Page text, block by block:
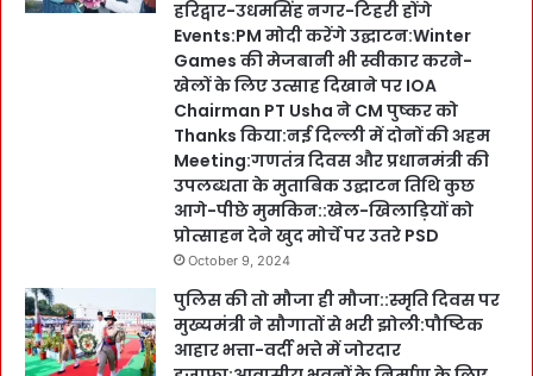
हरिद्वार-उधमसिंह नगर-टिहरी होंगे
Events:PM मोदी करेंगे उद्घाटन:Winter
Games की मेजबानी भी स्वीकार करने-
खेलों के लिए उत्साह दिखाने पर IOA
Chairman PT Usha ने CM पुष्कर को
Thanks किया:नई दिल्ली में दोनों की अहम
Meeting:गणतंत्र दिवस और प्रधानमंत्री की
उपलब्धता के मुताबिक उद्घाटन तिथि कुछ
आगे-पीछे मुमकिन::खेल-खिलाड़ियों को
प्रोत्साहन देने खुद मोर्चे पर उतरे PSD
October 9, 2024
पुलिस की तो मौजा ही मौजा::स्मृति दिवस पर
मुख्यमंत्री ने सौगातों से भरी झोली:पौष्टिक
आहार भत्ता-वर्दी भत्ते में जोरदार